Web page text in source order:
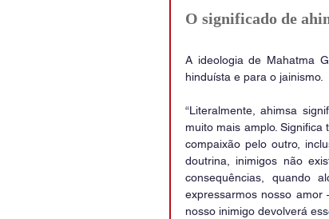
O significado de
A ideologia de Mahatma
hinduísta e para o jainismo.
“Literalmente, ahimsa
muito mais amplo.
compaixão pelo outro,
doutrina, inimigos não
consequências, quando
expressarmos nosso
nosso inimigo devolverá